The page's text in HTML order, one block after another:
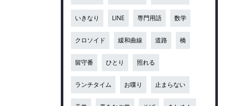
いきなり LINE 専門用語 数学
クロソイド 緩和曲線 道路 橋
留守番 ひとり 照れる
ランチタイム お喋り 止まらない